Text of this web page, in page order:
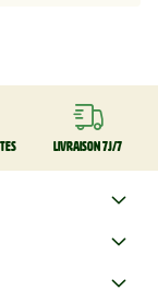
Livraison 7J/7